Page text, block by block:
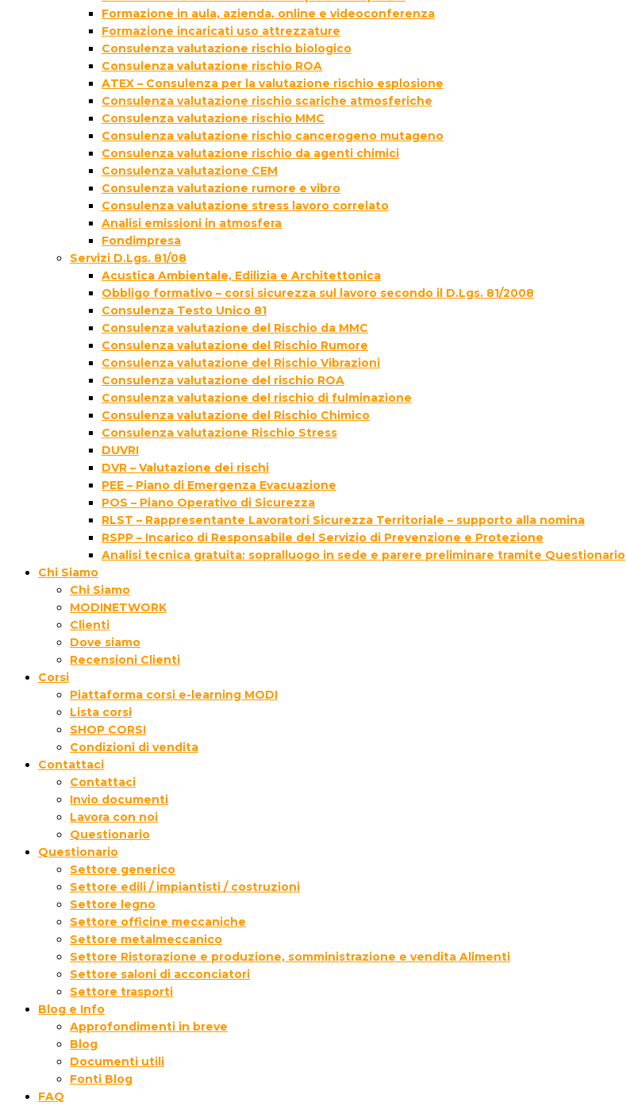
Formazione in aula, azienda, online e videoconferenza
Formazione incaricati uso attrezzature
Consulenza valutazione rischio biologico
Consulenza valutazione rischio ROA
ATEX – Consulenza per la valutazione rischio esplosione
Consulenza valutazione rischio scariche atmosferiche
Consulenza valutazione rischio MMC
Consulenza valutazione rischio cancerogeno mutageno
Consulenza valutazione rischio da agenti chimici
Consulenza valutazione CEM
Consulenza valutazione rumore e vibro
Consulenza valutazione stress lavoro correlato
Analisi emissioni in atmosfera
Fondimpresa
Servizi D.Lgs. 81/08
Acustica Ambientale, Edilizia e Architettonica
Obbligo formativo – corsi sicurezza sul lavoro secondo il D.Lgs. 81/2008
Consulenza Testo Unico 81
Consulenza valutazione del Rischio da MMC
Consulenza valutazione del Rischio Rumore
Consulenza valutazione del Rischio Vibrazioni
Consulenza valutazione del rischio ROA
Consulenza valutazione del rischio di fulminazione
Consulenza valutazione del Rischio Chimico
Consulenza valutazione Rischio Stress
DUVRI
DVR – Valutazione dei rischi
PEE – Piano di Emergenza Evacuazione
POS – Piano Operativo di Sicurezza
RLST – Rappresentante Lavoratori Sicurezza Territoriale – supporto alla nomina
RSPP – Incarico di Responsabile del Servizio di Prevenzione e Protezione
Analisi tecnica gratuita: sopralluogo in sede e parere preliminare tramite Questionario
Chi Siamo
Chi Siamo
MODINETWORK
Clienti
Dove siamo
Recensioni Clienti
Corsi
Piattaforma corsi e-learning MODI
Lista corsi
SHOP CORSI
Condizioni di vendita
Contattaci
Contattaci
Invio documenti
Lavora con noi
Questionario
Questionario
Settore generico
Settore edili / impiantisti / costruzioni
Settore legno
Settore officine meccaniche
Settore metalmeccanico
Settore Ristorazione e produzione, somministrazione e vendita Alimenti
Settore saloni di acconciatori
Settore trasporti
Blog e Info
Approfondimenti in breve
Blog
Documenti utili
Fonti Blog
FAQ